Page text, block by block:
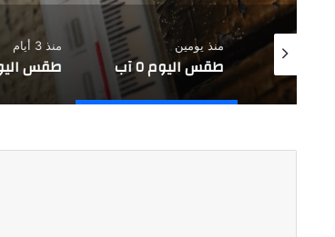
منذ يومين
طقس اليوم ٥ آب
منذ 3 أيام
طقس اليوم